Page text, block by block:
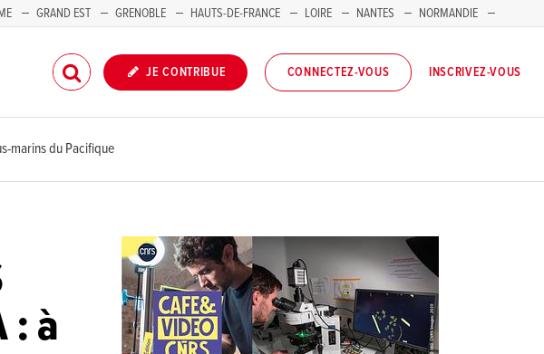
GRAND EST GRENOBLE HAUTS-DE-FRANCE LOIRE NANTES
NORMANDIE
JE CONTRIBUE CONNECTEZ-VOUS INSCRIVEZ-VOUS
marins du Pacifique
: à